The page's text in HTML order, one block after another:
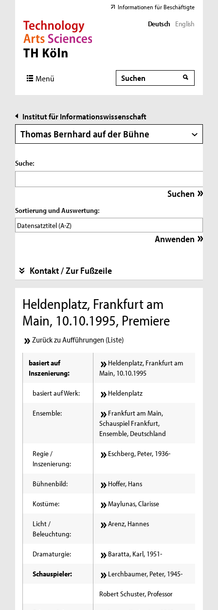
Direkt zur Hauptnavigation
Direkt zur Subnavigation
Direkt zum Inhalt
Direkt zum Fußbereich
Informationen für Beschäftigte
Deutsch English
Menü Suche
Suche
Institut für Informationswissenschaft
Thomas Bernhard auf der Bühne
Suche:
Sortierung und Auswertung:
Kontakt / Zur Fußzeile
Heldenplatz, Frankfurt am
Main, 10.10.1995, Premiere
Zurück zu Aufführungen (Liste)
basiert auf
Inszenierung:
Heldenplatz, Frankfurt am
Main, 10.10.1995
basiert auf Werk: Heldenplatz
Ensemble:
Frankfurt am Main,
Schauspiel Frankfurt,
Ensemble, Deutschland
Regie /
Inszenierung:
Eschberg, Peter, 1936-
Bühnenbild: Hoffer, Hans
Kostüme: Maylunas, Clarisse
Licht /
Beleuchtung:
Arenz, Hannes
Dramaturgie: Baratta, Karl, 1951-
Schauspieler: Lerchbaumer, Peter, 1945-
Robert Schuster, Professor